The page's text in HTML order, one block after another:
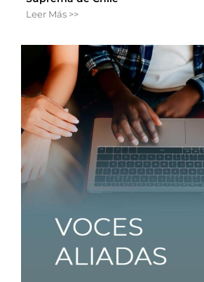
Leer Más >>